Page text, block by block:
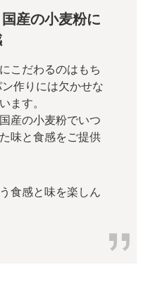
産の小麦粉に
こだわるのはもち
作りには欠かせな
ます。
産の小麦粉でいつ
味と食感をご提供
食感と味を楽しん